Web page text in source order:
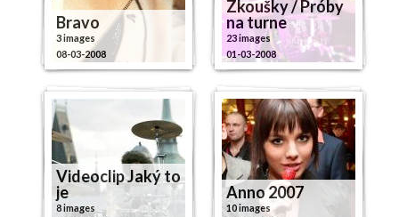
Bravo
3 images
08-03-2008
Zkoušky / Próby
na turne
23 images
01-03-2008
Videoclip Jaký to
je
8 images
Anno 2007
10 images